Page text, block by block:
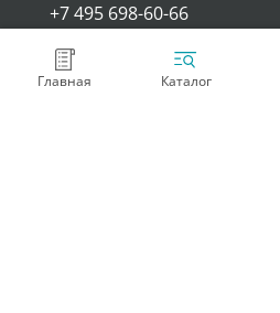
Главная Каталог
+7 495 698-60-66